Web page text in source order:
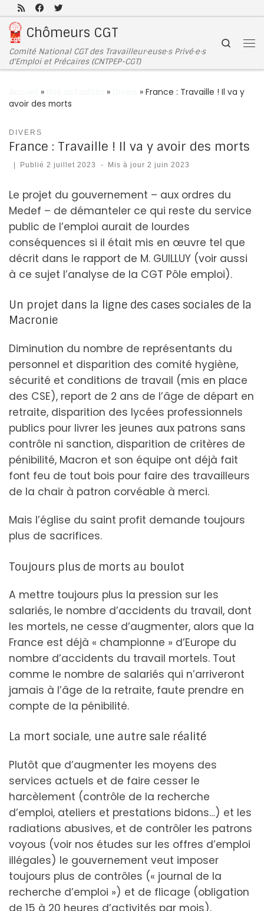
Passer au contenu
Chômeurs CGT
Comité National CGT des Travailleur·euse·s Privé·e·s
d'Emploi et Précaires (CNTPEP-CGT)
Search
» » » France : Travaille ! Il va y
avoir des morts
DIVERS
France : Travaille ! Il va y avoir des morts
| Publié 2 juillet 2023 - Mis à jour 2 juin 2023
Le projet du gouvernement – aux ordres du
Medef – de démanteler ce qui reste du service
public de l’emploi aurait de lourdes
conséquences si il était mis en œuvre tel que
décrit dans le rapport de M. GUILLUY (voir aussi
à ce sujet l’analyse de la CGT Pôle emploi).
Un projet dans la ligne des cases sociales de la
Macronie
Diminution du nombre de représentants du
personnel et disparition des comité hygiène,
sécurité et conditions de travail (mis en place
des CSE), report de 2 ans de l’âge de départ en
retraite, disparition des lycées professionnels
publics pour livrer les jeunes aux patrons sans
contrôle ni sanction, disparition de critères de
pénibilité, Macron et son équipe ont déjà fait
font feu de tout bois pour faire des travailleurs
de la chair à patron corvéable à merci.
Mais l’église du saint profit demande toujours
plus de sacrifices.
Toujours plus de morts au boulot
A mettre toujours plus la pression sur les
salariés, le nombre d’accidents du travail, dont
les mortels, ne cesse d’augmenter, alors que la
France est déjà « championne » d’Europe du
nombre d’accidents du travail mortels. Tout
comme le nombre de salariés qui n’arriveront
jamais à l’âge de la retraite, faute prendre en
compte de la pénibilité.
La mort sociale, une autre sale réalité
Plutôt que d’augmenter les moyens des
services actuels et de faire cesser le
harcèlement (contrôle de la recherche
d’emploi, ateliers et prestations bidons…) et les
radiations abusives, et de contrôler les patrons
voyous (voir nos études sur les offres d’emploi
illégales) le gouvernement veut imposer
toujours plus de contrôles (« journal de la
recherche d’emploi ») et de flicage (obligation